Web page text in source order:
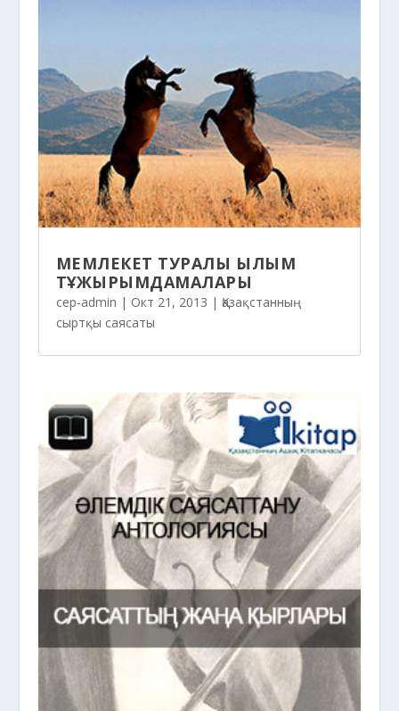
МЕМЛЕКЕТ ТУРАЛЫ ҒЫЛЫМ
ТҰЖЫРЫМДАМАЛАРЫ
cep-admin | Окт 21, 2013 | Қазақстанның
сыртқы саясаты